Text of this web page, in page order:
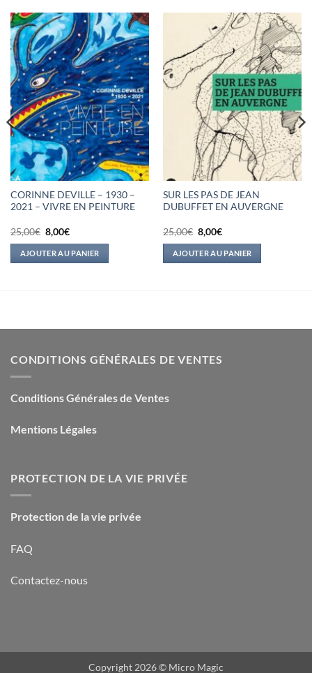
CORINNE DEVILLE – 1930 –
2021 – VIVRE EN PEINTURE
25,00€ Le
prix
initial
était :
25,00€.
8,00€Le
actuel
est :
8,00€.
AJOUTER AU PANIER
SUR LES PAS DE JEAN
DUBUFFET EN AUVERGNE
25,00€ Le
prix
initial
était :
25,00€.
8,00€Le
actuel
est :
8,00€.
AJOUTER AU PANIER
CONDITIONS GÉNÉRALES DE VENTES
Conditions Générales de Ventes
Mentions Légales
PROTECTION DE LA VIE PRIVÉE
Protection de la vie privée
FAQ
Contactez-nous
Copyright 2026 © Micro Magic